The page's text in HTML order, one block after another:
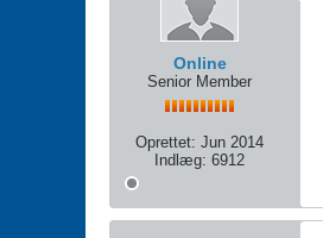
Online
Senior Member
Oprettet: Jun 2014
Indlæg: 6912